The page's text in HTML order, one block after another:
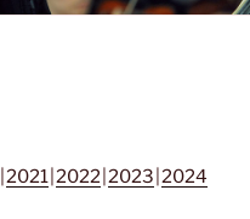
2021 2022 2023 2024